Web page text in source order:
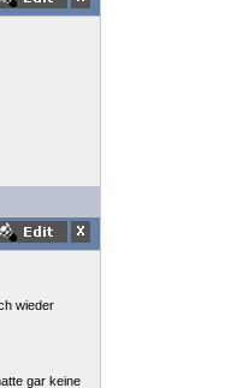
wieder
gar keine